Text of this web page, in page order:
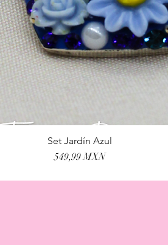
Vista rápida
Set Jardín Azul
Precio
549,99 MXN